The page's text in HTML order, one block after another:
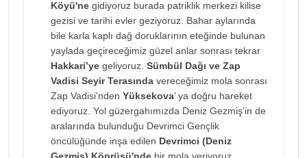
Köyü'ne gidiyoruz burada patriklik merkezi kilise
gezisi ve tarihi evler geziyoruz. Bahar aylarında
bile karla kaplı dağ doruklarının eteğinde bulunan
yaylada geçireceğimiz güzel anlar sonrası tekrar
Hakkari’ye geliyoruz. Sümbül Dağı ve Zap
Vadisi Seyir Terasında vereceğimiz mola sonrası
Zap Vadisi'nden Yüksekova’ ya doğru hareket
ediyoruz. Yol güzergahımızda Deniz Gezmiş’in de
aralarında bulunduğu Devrimci Gençlik
öncülüğünde inşa edilen Devrimci (Deniz